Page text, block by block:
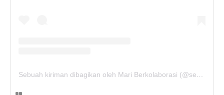
Sebuah kiriman dibagikan oleh Mari Berkolaborasi (@seminarhunters)